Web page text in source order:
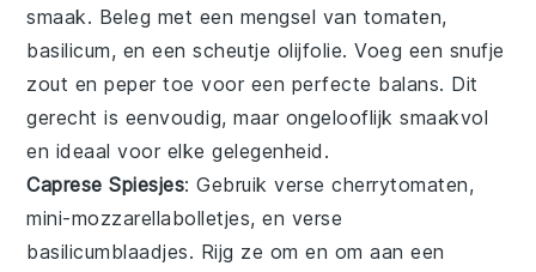
smaak. Beleg met een mengsel van tomaten,
basilicum, en een scheutje olijfolie. Voeg een snufje
zout enpeper toe voor een perfecte balans. Dit
gerecht is eenvoudig, maar ongelooflijk smaakvol
en ideaal voor elke gelegenheid.
Caprese Spiesjes: Gebruik versecherrytomaten,
mini-mozzarellabolletjes, en verse
basilicumblaadjes. Rijg ze om en om aan een